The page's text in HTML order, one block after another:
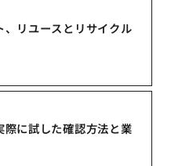
リユースとリサイクル
に試した確認方法と業